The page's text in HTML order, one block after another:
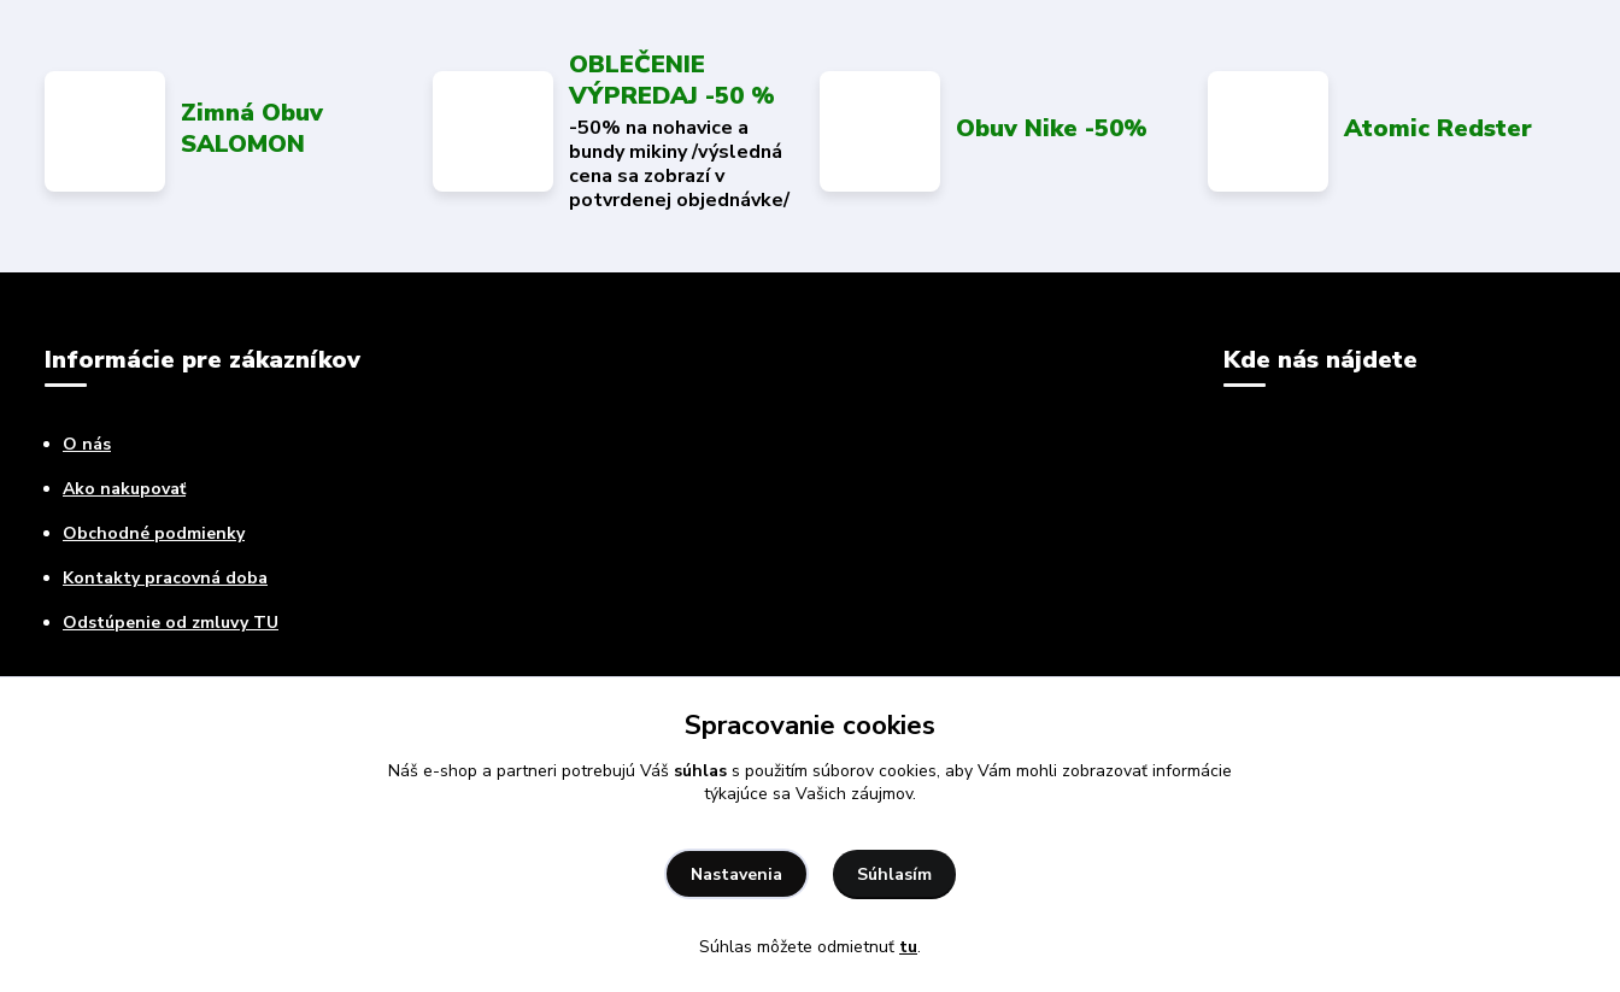
Zimná Obuv
SALOMON
OBLEČENIE
VÝPREDAJ -50 %
-50% na nohavice a
bundy mikiny /výsledná
cena sa zobrazí v
potvrdenej objednávke/
Obuv Nike -50% Atomic Redster
Informácie pre zákazníkov
O nás
Ako nakupovať
Obchodné podmienky
Kontakty pracovná doba
Odstúpenie od zmluvy TU
Kde nás nájdete
Spracovanie cookies
Náš e-shop a partneri potrebujú Váš súhlas s použitím súborov cookies, aby Vám mohli zobrazovať informácie
týkajúce sa Vašich záujmov.
Nastavenia Súhlasím
Súhlas môžete odmietnuť tu.